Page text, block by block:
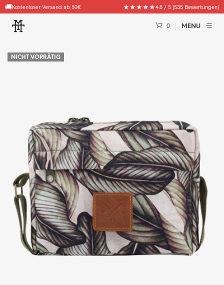
🚚Kostenloser Versand ab 50€ ★★★★★4.8 / 5 (535 Bewertungen)
0 MENU
NICHT VORRÄTIG